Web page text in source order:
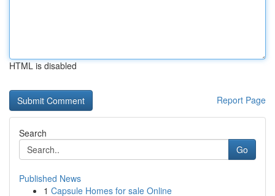
HTML is disabled
Report Page
Search
Go
Published News
1 Capsule Homes for sale Online